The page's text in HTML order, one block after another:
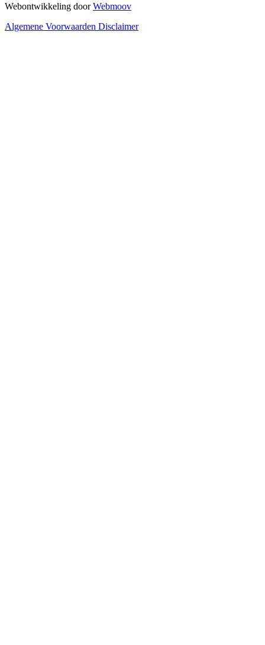
Webontwikkeling doorWebmoov
Algemene Voorwaarden Disclaimer